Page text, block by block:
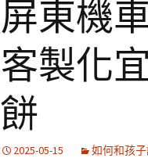
屏東機
客製化
餅
2025-05-15 如何和孩